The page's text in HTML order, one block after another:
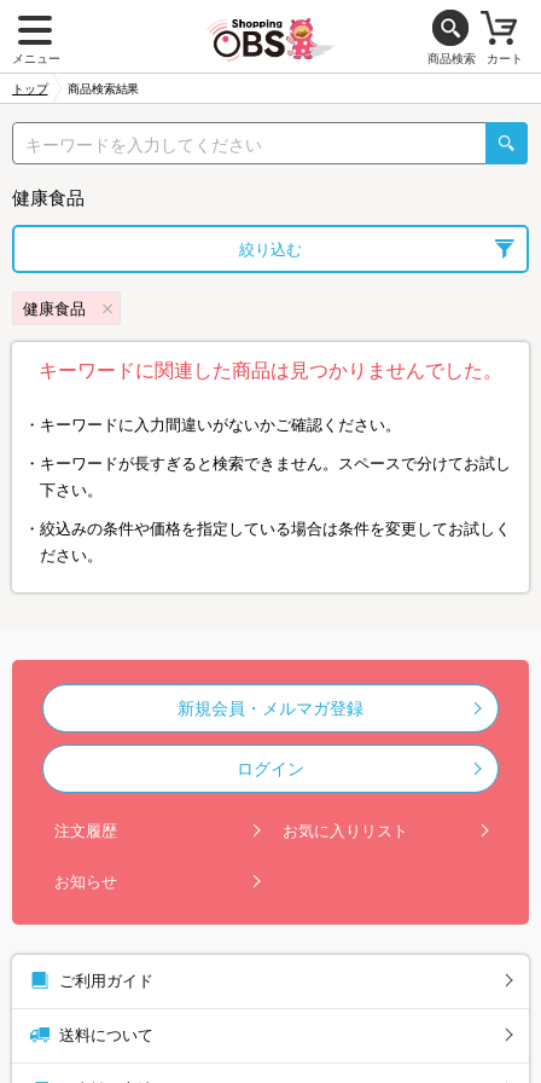
メニュー 商品検索 カート
トップ 商品検索結果
健康食品
絞り込む
健康食品
キーワードに関連した商品は見つかりませんでした。
キーワードに入力間違いがないかご確認ください。
キーワードが長すぎると検索できません。スペースで分けてお試し
下さい。
絞込みの条件や価格を指定している場合は条件を変更してお試しく
ださい。
新規会員・メルマガ登録
ログイン
注文履歴 お気に入りリスト
お知らせ
ご利用ガイド
送料について